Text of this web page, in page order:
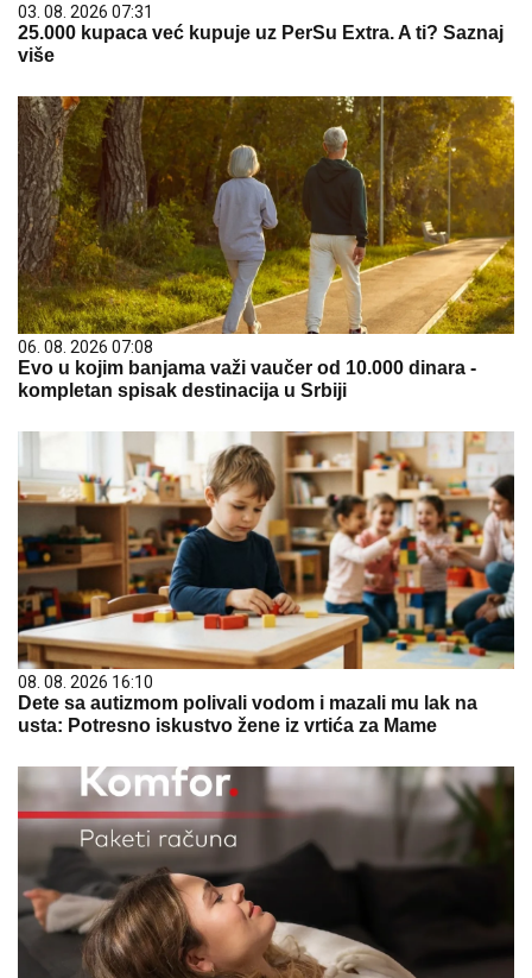
03. 08. 2026 07:31
25.000 kupaca već kupuje uz PerSu Extra. A ti? Saznaj
više
06. 08. 2026 07:08
Evo u kojim banjama važi vaučer od 10.000 dinara -
kompletan spisak destinacija u Srbiji
08. 08. 2026 16:10
Dete sa autizmom polivali vodom i mazali mu lak na
usta: Potresno iskustvo žene iz vrtića za Mame